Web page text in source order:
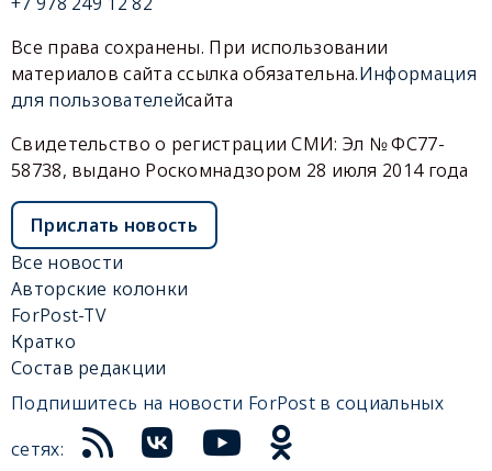
Все права сохранены. При использовании
материалов сайта ссылка обязательна.Информация
для пользователейсайта
Свидетельство о регистрации СМИ: Эл № ФС77-
58738, выдано Роскомнадзором 28 июля 2014 года
Прислать новость
Все новости
Авторские колонки
ForPost-TV
Кратко
Состав редакции
Подпишитесь на новости ForPost в социальных
сетях: